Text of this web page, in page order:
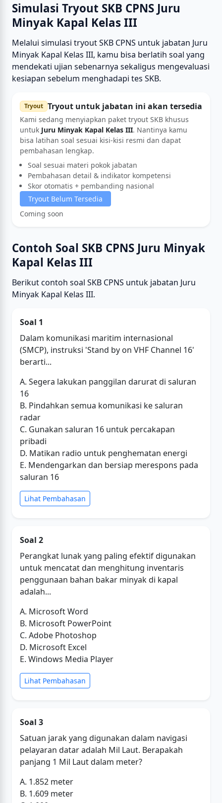
Simulasi Tryout SKB CPNS Juru
Minyak Kapal Kelas III
Melalui simulasi tryout SKB CPNS untuk jabatan Juru
Minyak Kapal Kelas III, kamu bisa berlatih soal yang
mendekati ujian sebenarnya sekaligus mengevaluasi
kesiapan sebelum menghadapi tes SKB.
Tryout Tryout untuk jabatan ini akan tersedia
Kami sedang menyiapkan paket tryout SKB khusus
untuk Juru Minyak Kapal Kelas III. Nantinya kamu
bisa latihan soal sesuai kisi-kisi resmi dan dapat
pembahasan lengkap.
Soal sesuai materi pokok jabatan
Pembahasan detail & indikator kompetensi
Skor otomatis + pembanding nasional
Tryout Belum Tersedia
Coming soon
Contoh Soal SKB CPNS Juru Minyak
Kapal Kelas III
Berikut contoh soal SKB CPNS untuk jabatan Juru
Minyak Kapal Kelas III.
Soal 1
Dalam komunikasi maritim internasional
(SMCP), instruksi 'Stand by on VHF Channel 16'
berarti...
A. Segera lakukan panggilan darurat di saluran
16
B. Pindahkan semua komunikasi ke saluran
radar
C. Gunakan saluran 16 untuk percakapan
pribadi
D. Matikan radio untuk penghematan energi
E. Mendengarkan dan bersiap merespons pada
saluran 16
Lihat Pembahasan
Soal 2
Perangkat lunak yang paling efektif digunakan
untuk mencatat dan menghitung inventaris
penggunaan bahan bakar minyak di kapal
adalah...
A. Microsoft Word
B. Microsoft PowerPoint
C. Adobe Photoshop
D. Microsoft Excel
E. Windows Media Player
Lihat Pembahasan
Soal 3
Satuan jarak yang digunakan dalam navigasi
pelayaran datar adalah Mil Laut. Berapakah
panjang 1 Mil Laut dalam meter?
A. 1.852 meter
B. 1.609 meter